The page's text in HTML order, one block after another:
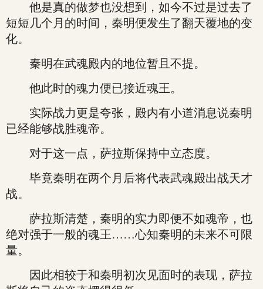
他是真的做梦也没想到，如今不过是过去了
短短几个月的时间，秦明便发生了翻天覆地的变
化。
秦明在武魂殿内的地位暂且不提。
他此时的魂力便已接近魂王。
实际战力更是夸张，殿内有小道消息说秦明
已经能够战胜魂帝。
对于这一点，萨拉斯保持中立态度。
毕竟秦明在两个月后将代表武魂殿出战天才
战。
萨拉斯清楚，秦明的实力即便不如魂帝，也
绝对强于一般的魂王……心知秦明的未来不可限
量。
因此相较于和秦明初次见面时的表现，萨拉